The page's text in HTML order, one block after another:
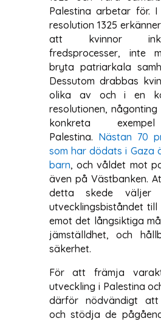
Palestina arbetar för. I
resolution 1325
att kvinnor
fredsprocesser, inte
bryta patriarkala
Dessutom drabbas
olika av och i en
resolutionen,
konkreta
Palestina. Nästan 70
som har dödats i Gaza
barn, och våldet mot
även på Västbanken.
detta skede
utvecklingsbiståndet
emot det långsiktiga
jämställdhet, och
säkerhet.
För att främja
utveckling i Palestina
därför nödvändigt att
och stödja de